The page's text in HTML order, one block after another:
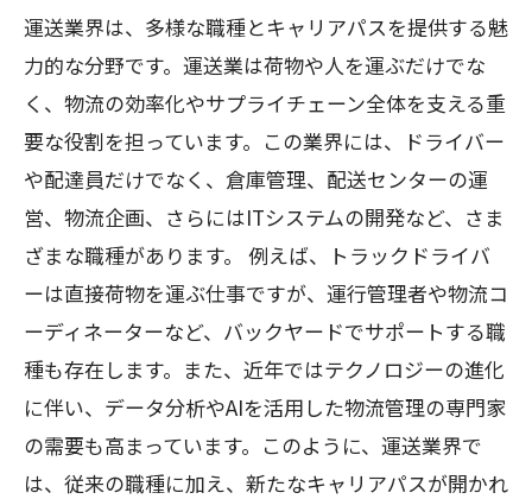
運送業界は、多様な職種とキャリアパスを提供する魅
力的な分野です。運送業は荷物や人を運ぶだけでな
く、物流の効率化やサプライチェーン全体を支える重
要な役割を担っています。この業界には、ドライバー
や配達員だけでなく、倉庫管理、配送センターの運
営、物流企画、さらにはITシステムの開発など、さま
ざまな職種があります。 例えば、トラックドライバ
ーは直接荷物を運ぶ仕事ですが、運行管理者や物流コ
ーディネーターなど、バックヤードでサポートする職
種も存在します。また、近年ではテクノロジーの進化
に伴い、データ分析やAIを活用した物流管理の専門家
の需要も高まっています。このように、運送業界で
は、従来の職種に加え、新たなキャリアパスが開かれ